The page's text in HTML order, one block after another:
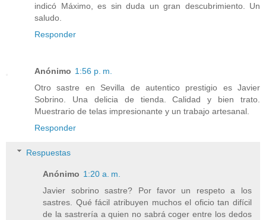
indicó Máximo, es sin duda un gran descubrimiento. Un
saludo.
Responder
Anónimo 1:56 p. m.
Otro sastre en Sevilla de autentico prestigio es Javier
Sobrino. Una delicia de tienda. Calidad y bien trato.
Muestrario de telas impresionante y un trabajo artesanal.
Responder
Respuestas
Anónimo 1:20 a. m.
Javier sobrino sastre? Por favor un respeto a los
sastres. Qué fácil atribuyen muchos el oficio tan difícil
de la sastrería a quien no sabrá coger entre los dedos